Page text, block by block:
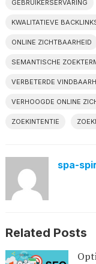
GEBRUIKERSERVARING
KWALITATIEVE
ONLINE ZICHTBAARHEID
SEMANTISCHE
VERBETERDE
VERHOOGDE ONLINE
ZOEKINTENTIE
spa-
Related Posts